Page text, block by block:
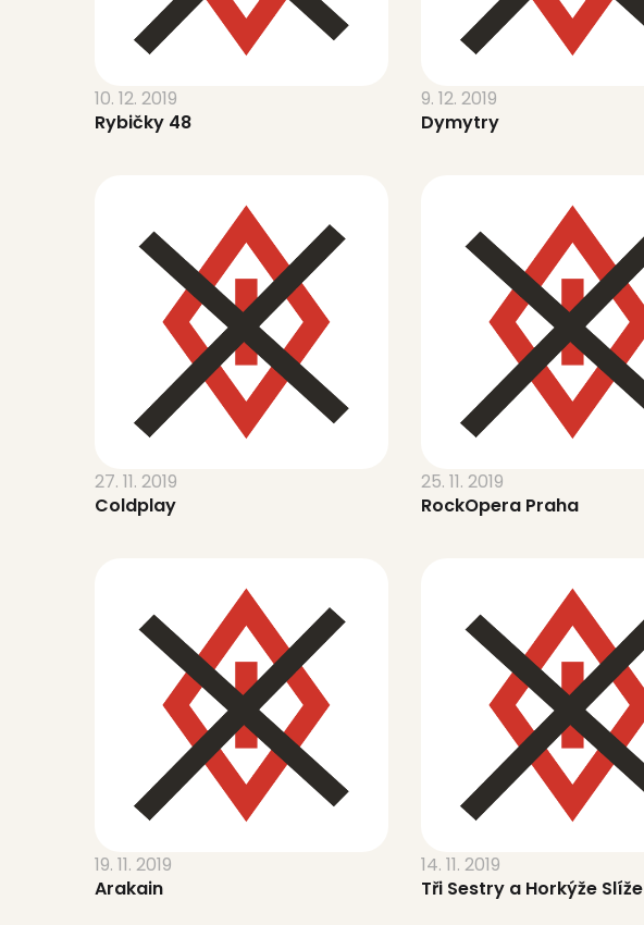
10. 12. 2019
Rybičky 48
9. 12. 2019
Dymytry
27. 11. 2019
Coldplay
25. 11. 2019
RockOpera Praha
19. 11. 2019
Arakain
14. 11. 2019
Tři Sestry a Horkýže Slíže